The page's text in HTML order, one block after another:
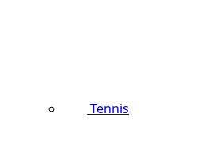
Tennis